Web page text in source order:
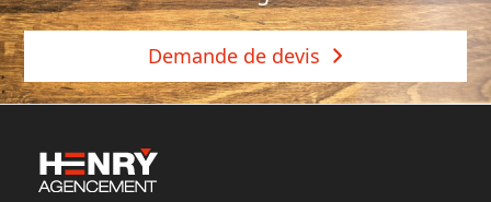
Demande de devis